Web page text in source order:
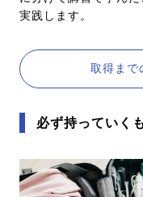
実践します。
取得まで
必ず持っていく